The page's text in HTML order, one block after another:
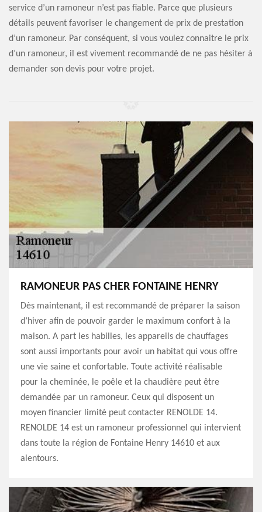
service d’un ramoneur n’est pas fiable. Parce que plusieurs
détails peuvent favoriser le changement de prix de prestation
d’un ramoneur. Par conséquent, si vous voulez connaitre le prix
d’un ramoneur, il est vivement recommandé de ne pas hésiter à
demander son devis pour votre projet.
RAMONEUR PAS CHER FONTAINE HENRY
Dès maintenant, il est recommandé de préparer la saison
d’hiver afin de pouvoir garder le maximum confort à la
maison. A part les habilles, les appareils de chauffages
sont aussi importants pour avoir un habitat qui vous offre
une vie saine et confortable. Toute activité réalisable
pour la cheminée, le poêle et la chaudière peut être
demandée par un ramoneur. Ceux qui disposent un
moyen financier limité peut contacter RENOLDE 14.
RENOLDE 14 est un ramoneur professionnel qui intervient
dans toute la région de Fontaine Henry 14610 et aux
alentours.